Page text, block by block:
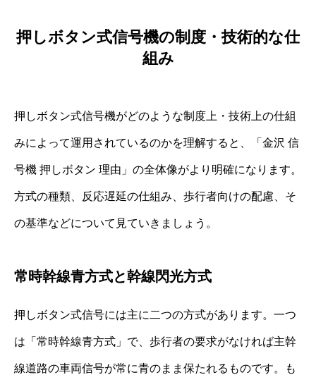
押しボタン式信号機の制度・技術的な仕
組み
押しボタン式信号機がどのような制度上・技術上の仕組
みによって運用されているのかを理解すると、「金沢 信
号機 押しボタン 理由」の全体像がより明確になります。
方式の種類、反応遅延の仕組み、歩行者向けの配慮、そ
の基準などについて見ていきましょう。
常時幹線青方式と幹線閃光方式
押しボタン式信号には主に二つの方式があります。一つ
は「常時幹線青方式」で、歩行者の要求がなければ主幹
線道路の車両信号が常に青のまま保たれるものです。も